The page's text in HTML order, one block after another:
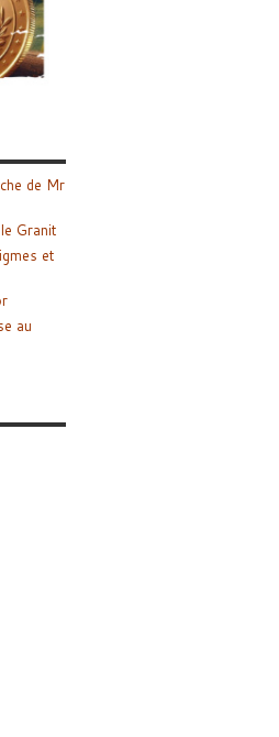
de Mr
Granit
et
au